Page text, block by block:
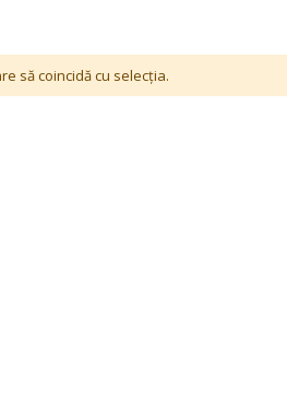
să coincidă cu selecția.